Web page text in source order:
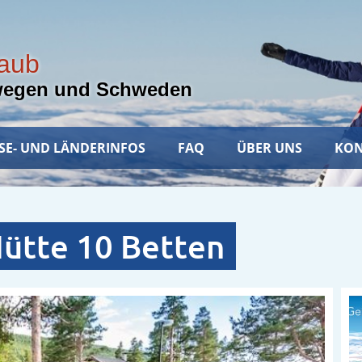
und Schweden
UND LÄNDERINFOS FAQ ÜBER UNS
10 Betten